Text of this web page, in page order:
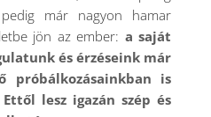
már nagyon hamar
jön az ember: a saját
és érzéseink már
próbálkozásainkban is
lesz igazán szép és